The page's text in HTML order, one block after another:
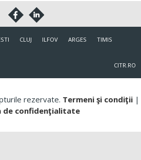
CLUJ ILFOV ARGES TIMIS
CITR.RO
rezervate. Termeni şi condiţii |
de confidenţialitate